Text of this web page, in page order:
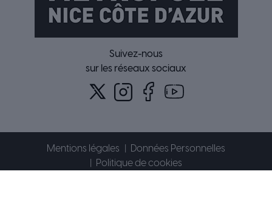
Suivez-nous
sur les réseaux sociaux
Mentions légales
Données Personnelles
Politique de cookies